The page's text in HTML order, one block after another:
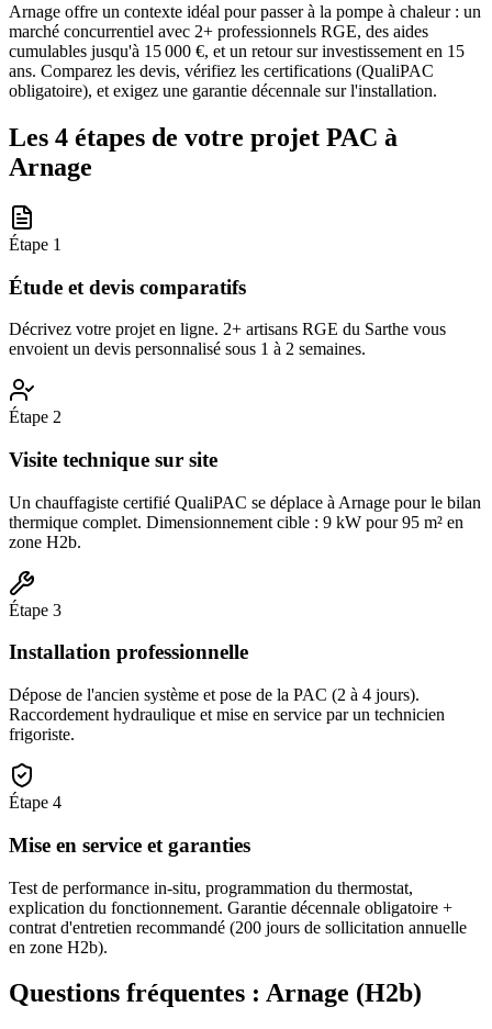
Arnage offre un contexte idéal pour passer à la pompe à chaleur : un
marché concurrentiel avec 2+ professionnels RGE, des aides
cumulables jusqu'à 15 000 €, et un retour sur investissement en 15
ans. Comparez les devis, vérifiez les certifications (QualiPAC
obligatoire), et exigez une garantie décennale sur l'installation.
Les 4 étapes de votre projet PAC à
Arnage
Étape 1
Étude et devis comparatifs
Décrivez votre projet en ligne. 2+ artisans RGE du Sarthe vous
envoient un devis personnalisé sous 1 à 2 semaines.
Étape 2
Visite technique sur site
Un chauffagiste certifié QualiPAC se déplace à Arnage pour le bilan
thermique complet. Dimensionnement cible : 9 kW pour 95 m² en
zone H2b.
Étape 3
Installation professionnelle
Dépose de l'ancien système et pose de la PAC (2 à 4 jours).
Raccordement hydraulique et mise en service par un technicien
frigoriste.
Étape 4
Mise en service et garanties
Test de performance in-situ, programmation du thermostat,
explication du fonctionnement. Garantie décennale obligatoire +
contrat d'entretien recommandé (200 jours de sollicitation annuelle
en zone H2b).
Questions fréquentes : Arnage (H2b)